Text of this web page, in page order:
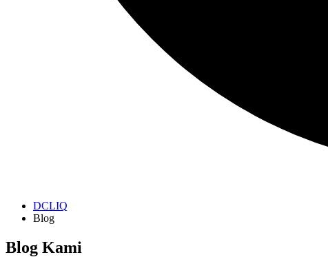
DCLIQ
Blog
Blog Kami